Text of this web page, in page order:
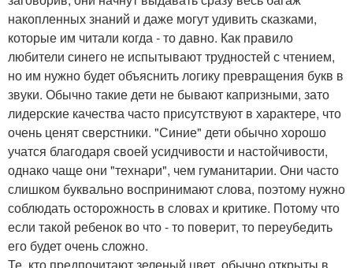
накопленных знаний и даже могут удивить сказками,
которые им читали когда - то давно. Как правило
любители синего не испытывают трудностей с чтением,
но им нужно будет объяснить логику превращения букв в
звуки. Обычно такие дети не бывают капризными, зато
лидерские качества часто присутствуют в характере, что
очень ценят сверстники. "Синие" дети обычно хорошо
учатся благодаря своей усидчивости и настойчивости,
однако чаще они "технари", чем гуманитарии. Они часто
слишком буквально воспринимают слова, поэтому нужно
соблюдать осторожность в словах и критике. Потому что
если такой ребенок во что - то поверит, то переубедить
его будет очень сложно.
Те, кто предпочитают зеленый цвет, обычно открыты в